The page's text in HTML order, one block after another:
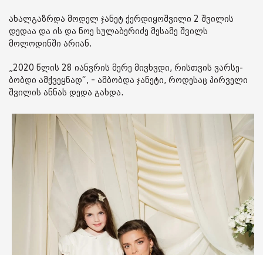
ახალგაზრდა მოდელ ჯანეტ ქერდიყოშვილი 2 შვილის
დედაა და ის და ნოე სულაბერიძე მესამე შვილს
მოლოდინში არიან.
„2020 წლის 28 იან­ვრის მერე მივ­ხვდი, რის­თვის ვარ­სე­
ბობ­დი ამ­ქვეყ­ნად“, - ამბობდა ჯანეტი, როდესაც პირველი
შვილის ანნას დედა გახდა.